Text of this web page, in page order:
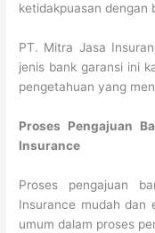
ketidakpuasan dengan
PT. Mitra Jasa
jenis bank garansi ini
pengetahuan yang
Proses Pengajuan
Insurance
Proses pengajuan
Insurance mudah dan
umum dalam proses